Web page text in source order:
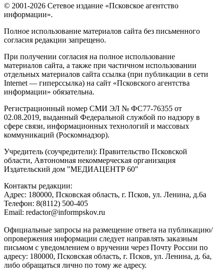
© 2001-2026 Сетевое издание «Псковское агентство
информации».
Полное использование материалов сайта без письменного
согласия редакции запрещено.
При получении согласия на полное использование
материалов сайта, а также при частичном использовании
отдельных материалов сайта ссылка (при публикации в сети
Internet — гиперссылка) на сайт «Псковского агентства
информации» обязательна.
Регистрационный номер СМИ ЭЛ № ФС77-76355 от
02.08.2019, выданный Федеральной службой по надзору в
сфере связи, информационных технологий и массовых
коммуникаций (Роскомнадзор).
Учредитель (соучредители): Правительство Псковской
области, Автономная некоммерческая организация
Издательский дом "МЕДИАЦЕНТР 60"
Контакты редакции:
Адреc: 180000, Псковская область, г. Псков, ул. Ленина, д.6а
Телефон: 8(8112) 500-405
Email: redactor@informpskov.ru
Официальные запросы на размещение ответа на публикацию/
опровержения информации следует направлять заказным
письмом с уведомлением о вручении через Почту России по
адресу: 180000, Псковская область, г. Псков, ул. Ленина, д. 6а,
либо обращаться лично по тому же адресу.